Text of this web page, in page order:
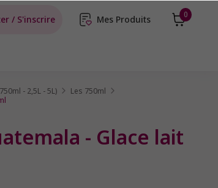
/ S'inscrire 0
Mes Produits
- 2,5L - 5L)
Les 750ml
- Glace lait